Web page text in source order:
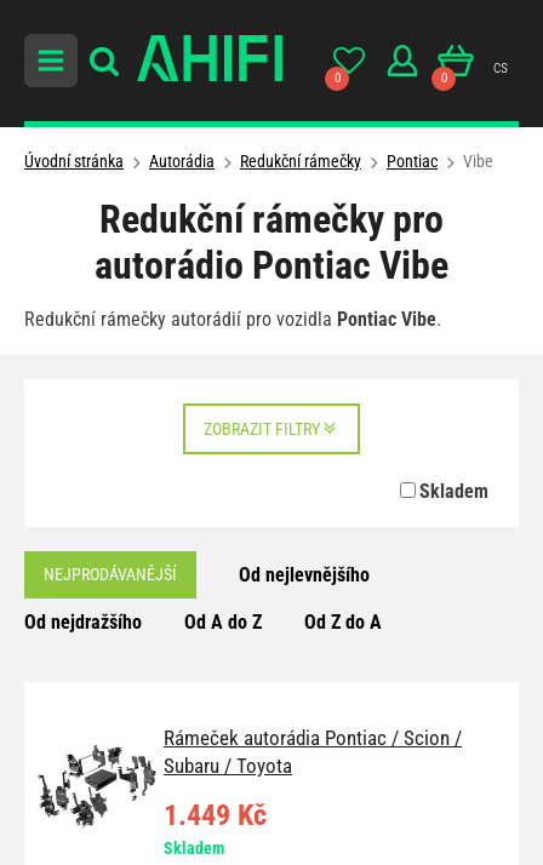
0 0
cs
Úvodní stránka Autorádia Redukční rámečky Pontiac Vibe
Redukční rámečky pro
autorádio Pontiac Vibe
Redukční rámečky autorádií pro vozidla Pontiac Vibe.
ZOBRAZIT FILTRY
Skladem
NEJPRODÁVANĚJŠÍ Od nejlevnějšího
Od nejdražšího Od A do Z Od Z do A
Rámeček autorádia Pontiac / Scion /
Subaru / Toyota
1.449 Kč
Skladem